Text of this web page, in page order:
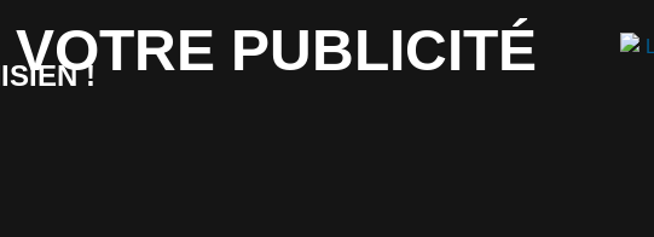
PUBLICITÉ
!